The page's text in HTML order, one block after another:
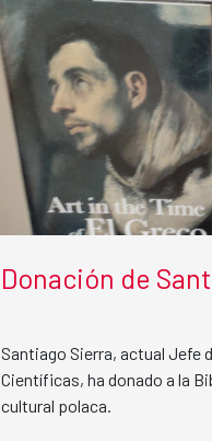
Donación de
Santiago Sierra, actual Jefe
Científicas, ha donado a la
cultural polaca.